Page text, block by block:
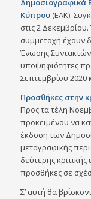
Δημοσιογραφικά
Κύπρου(ΕΑΚ).
στις 2
συμμετοχή έχουν
Ένωσης
υποψηφιότητες
Σεπτεμβρίου 2020
Προσθήκες στην
Προς τα τέλη
προκειμένου να
έκδοση των
μεταγραφικής
δεύτερης
προσθήκες σε
Σ’ αυτή θα